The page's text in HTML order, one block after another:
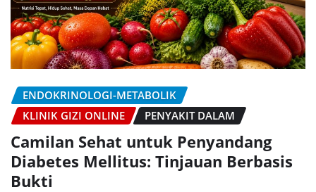
ENDOKRINOLOGI-METABOLIK
KLINIK GIZI ONLINE
PENYAKIT DALAM
Camilan Sehat untuk Penyandang
Diabetes Mellitus: Tinjauan Berbasis
Bukti